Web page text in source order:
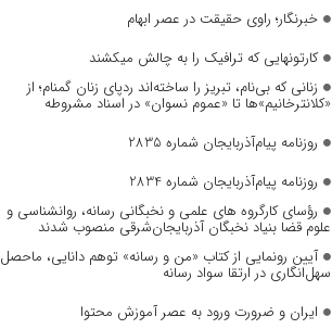
خبرنگار؛ راوی حقیقت در عصر ابهام
کارتونهایی که ترافیک را به چالش میکشند
زنانی که بی‌نام، تبریز را ساخته‌اند ردپای زنان گمنام؛ از
«کلانترخانیم»ها تا «عموم نسوان» در اسناد مشروطه
روزنامه پیام‌آذربایجان شماره 2835
روزنامه پیام‌آذربایجان شماره 2834
رؤسای کارگروه های علمی و نخبگانی رسانه، روانشناسی و
علوم قضا بنیاد نخبگان آذربایجان‌شرقی منصوب شدند
آیین رونمایی از کتاب «من و رسانه» توهم دانایی، ماحصل
سهل‌انگاری در ارتقا سواد رسانه
ایران و ضرورت ورود به عصر آموزش محتوا